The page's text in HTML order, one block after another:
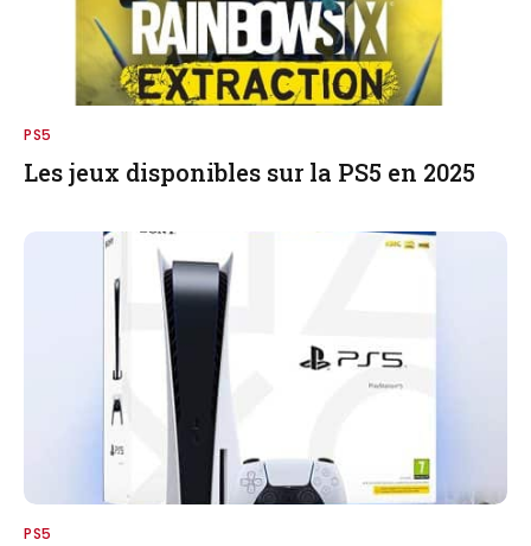
PS5
Les jeux disponibles sur la PS5 en 2025
PS5